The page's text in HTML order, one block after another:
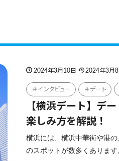
2024年3月10日 2024年3月8
インタビュー デート
【横浜デート】デ
楽しみ方を解説！
横浜には、横浜中華街や港
のスポットが数多くあります